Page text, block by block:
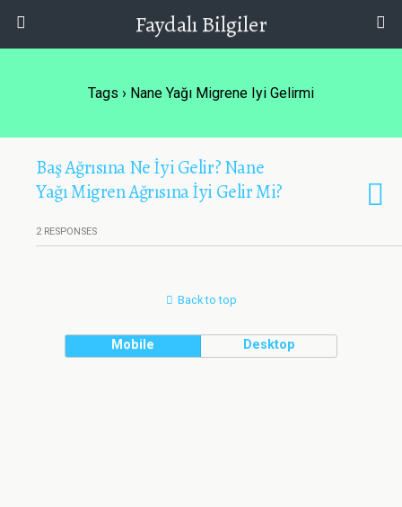
Faydalı Bilgiler
Tags › Nane Yağı Migrene Iyi Gelirmi
Baş Ağrısına Ne İyi Gelir? Nane
Yağı Migren Ağrısına İyi Gelir Mi?
2 RESPONSES
Back to top
Mobile Desktop